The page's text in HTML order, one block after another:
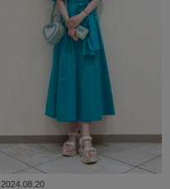
2024.08.20